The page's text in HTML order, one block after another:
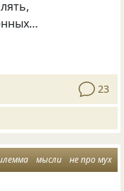
23
мысли не про мух